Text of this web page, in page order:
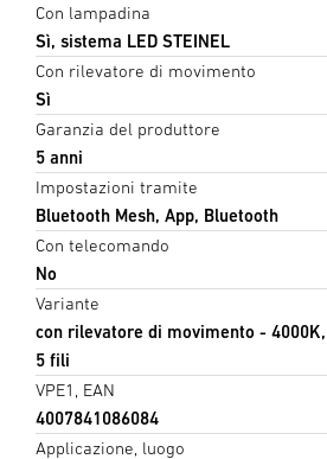
Con lampadina
Sì, sistema LED STEINEL
Con rilevatore di movimento
Sì
Garanzia del produttore
5 anni
Impostazioni tramite
Bluetooth Mesh, App, Bluetooth
Con telecomando
No
Variante
con rilevatore di movimento -
5 fili
VPE1, EAN
4007841086084
Applicazione, luogo